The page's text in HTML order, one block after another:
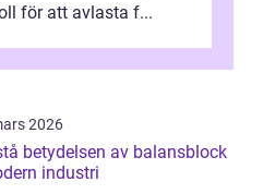
för att avlasta f...
2026
betydelsen av balansblock
industri